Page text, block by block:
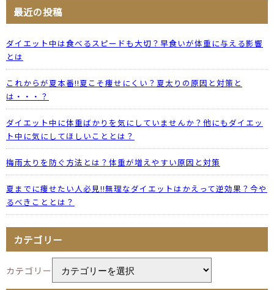
最近の投稿
ダイエット中は食べるスピードも大切？早食いが体重に与える影響
とは
これからが夏本番!!夏こそ痩せにくい？夏太りの原因と対策と
は・・・？
ダイエット中に体重ばかりを気にしていませんか？他にもダイエッ
ト中に気にしてほしいこととは？
梅雨太りを防ぐ方法とは？体重が増えやすい原因と対策
夏までに痩せたい人必見!!無理なダイエットはかえって逆効果？今や
るべきこととは？
カテゴリー
カテゴリー